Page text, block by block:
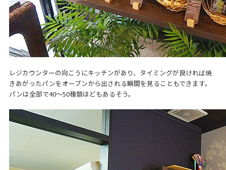
レジカウンターの向こうにキッチンがあり、タイミングが良ければ焼
きあがったパンをオーブンから出される瞬間を見ることもできます。
パンは全部で40～50種類ほどもあるそう。